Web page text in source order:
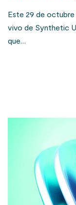
Este 29 de octubre
vivo de Synthetic
que…